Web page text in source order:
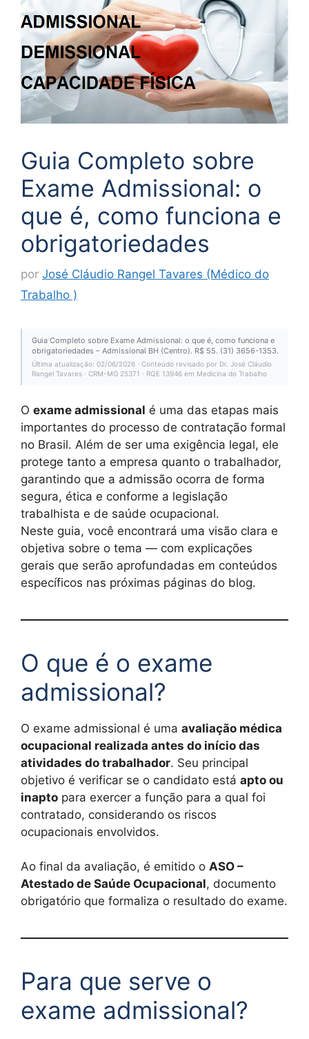
Guia Completo sobre
Exame Admissional: o
que é, como funciona e
obrigatoriedades
por José Cláudio Rangel Tavares (Médico do
Trabalho )
Guia Completo sobre Exame Admissional: o que é, como funciona e
obrigatoriedades – Admissional BH (Centro). R$ 55. (31) 3656-1353.
Última atualização: 02/06/2026 · Conteúdo revisado por Dr. José Cláudio
Rangel Tavares · CRM-MG 25371 · RQE 13946 em Medicina do Trabalho
O exame admissional é uma das etapas mais
importantes do processo de contratação formal
no Brasil. Além de ser uma exigência legal, ele
protege tanto a empresa quanto o trabalhador,
garantindo que a admissão ocorra de forma
segura, ética e conforme a legislação
trabalhista e de saúde ocupacional.
Neste guia, você encontrará uma visão clara e
objetiva sobre o tema — com explicações
gerais que serão aprofundadas em conteúdos
específicos nas próximas páginas do blog.
O que é o exame
admissional?
O exame admissional é uma avaliação médica
ocupacional realizada antes do início das
atividades do trabalhador. Seu principal
objetivo é verificar se o candidato está apto ou
inapto para exercer a função para a qual foi
contratado, considerando os riscos
ocupacionais envolvidos.
Ao final da avaliação, é emitido o ASO –
Atestado de Saúde Ocupacional, documento
obrigatório que formaliza o resultado do exame.
Para que serve o
exame admissional?